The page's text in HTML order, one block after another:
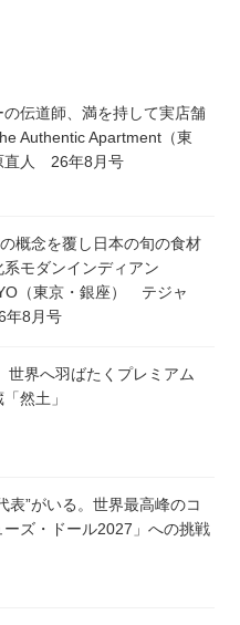
伝道師、満を持して実店舗
Authentic Apartment（東
人 26年8月号
概念を覆し日本の旬の食材
系モダンインディアン
（東京・銀座） テジャ
8月号
世界へ羽ばたくプレミアム
然土」
表”がいる。世界最高峰のコ
ーズ・ドール2027」への挑戦